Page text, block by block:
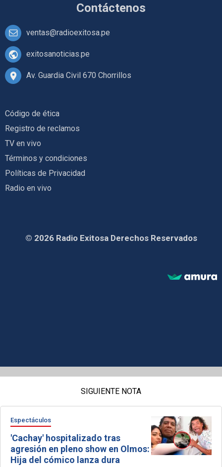
Contáctenos
ventas@radioexitosa.pe
exitosanoticias.pe
Av. Guardia Civil 670 Chorrillos
Código de ética
Registro de reclamos
TV en vivo
Términos y condiciones
Políticas de Privacidad
Radio en vivo
© 2026 Radio Exitosa Derechos Reservados
SIGUIENTE NOTA
Espectáculos
'Cachay' hospitalizado tras
agresión en pleno show en Olmos:
Hija del cómico lanza dura